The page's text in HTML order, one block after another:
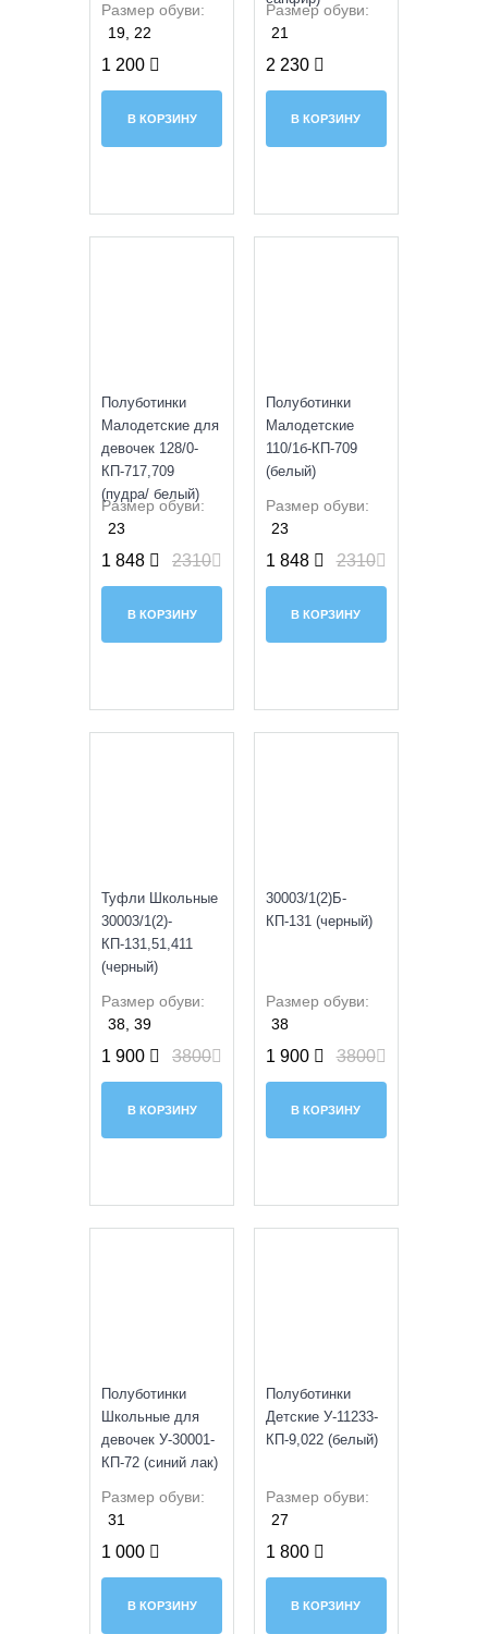
Размер обуви:
19, 22
1 200
В КОРЗИНУ
Размер обуви:
21
2 230
В КОРЗИНУ
Полуботинки
Малодетские для
девочек 128/0-
КП-717,709
(пудра/ белый)
Размер обуви:
23
1 848 2310
В КОРЗИНУ
Полуботинки
Малодетские
110/1б-КП-709
(белый)
Размер обуви:
23
1 848 2310
В КОРЗИНУ
Туфли Школьные
30003/1(2)-
КП-131,51,411
(черный)
Размер обуви:
38, 39
1 900 3800
В КОРЗИНУ
30003/1(2)Б-
КП-131 (черный)
Размер обуви:
38
1 900 3800
В КОРЗИНУ
Полуботинки
Школьные для
девочек У-30001-
КП-72 (синий лак)
Размер обуви:
31
1 000
В КОРЗИНУ
Полуботинки
Детские У-11233-
КП-9,022 (белый)
Размер обуви:
27
1 800
В КОРЗИНУ